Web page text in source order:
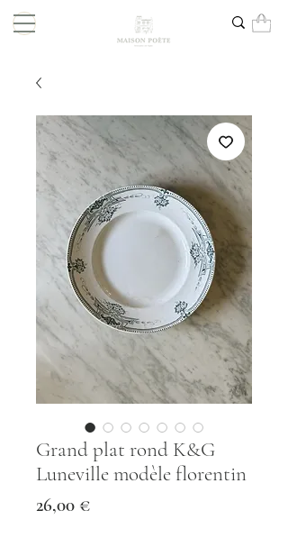
Grand plat rond K&G
Luneville modèle florentin
26,00 €Prix